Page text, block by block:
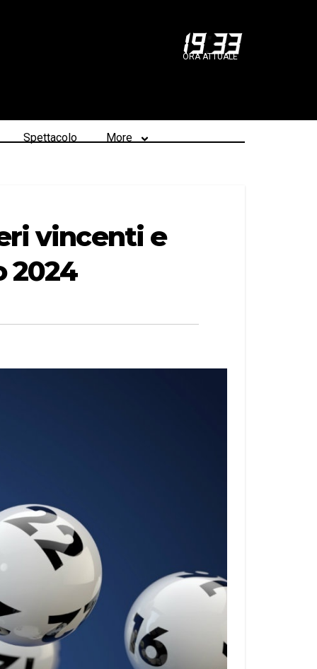
19:33
ORA ATTUALE
Spettacolo More
vincenti e
2024